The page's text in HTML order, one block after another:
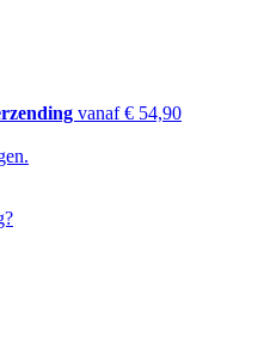
vanaf € 54,90